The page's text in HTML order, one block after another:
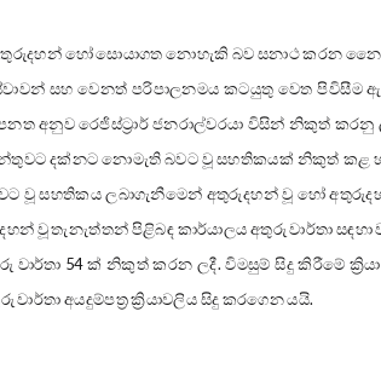
හෝ සොයාගත නොහැකි බව සනාථ කරන
සහ වෙනත් පරිපාලනමය කටයුතු වෙත පිවිසීම
අනුව රෙජිස්ට්‍රාර් ජනරාල්වරයා විසින් නිකුත්
දක්නට නොමැති බවට වූ සහතිකයක් නිකුත්
වූ සහතිකය ලබාගැනීමෙන් අතුරුදහන් වූ හෝ
තැනැත්තන් පිළිබඳ කාර්යාලය අතුරු වාර්තා සඳහා
වාර්තා 54 ක් නිකුත් කරන ලදී. විමසුම් සිදු කිරීමේ
අයදුම්පත්‍ර ක්‍රියාවලිය සිදු කරගෙන යයි.